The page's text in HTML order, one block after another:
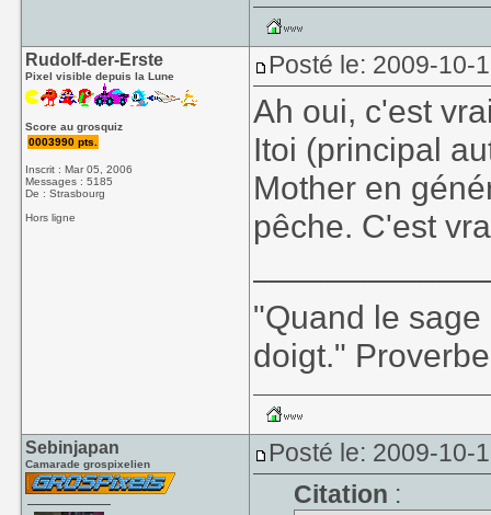
Rudolf-der-Erste
Pixel visible depuis la Lune
Score au grosquiz
0003990 pts.
Inscrit : Mar 05, 2006
Messages : 5185
De : Strasbourg
Hors ligne
Posté le: 2009-10-
Ah oui, c'est
Itoi (principal
Mother en
pêche. C'est
"Quand le
doigt."
Sebinjapan
Camarade grospixelien
Posté le: 2009-10-
Citation :